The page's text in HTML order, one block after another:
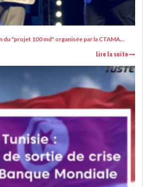
du "projet 100 md" organisée par la CTAMA...
Lire la suite